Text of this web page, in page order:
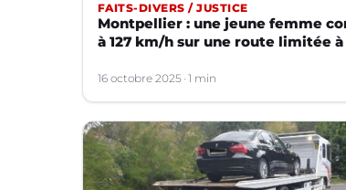
FAITS-DIVERS / JUSTICE
Montpellier : une jeune femme
à 127 km/h sur une route limitée à
16 octobre 2025 1 min